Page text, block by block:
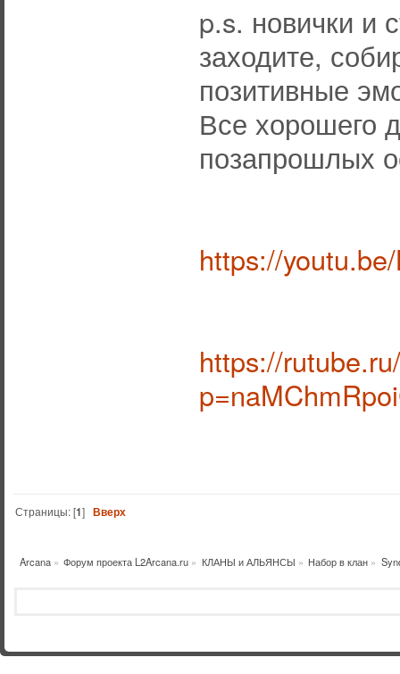
p.s. новички и
заходите,
позитивные
Все хорошего
позапрошлых
https://
https://
Страницы: [1]Вверх
Arcana» Форум проекта L2Arcana.ru » КЛАНЫ и АЛЬЯНСЫ » Набор в клан »